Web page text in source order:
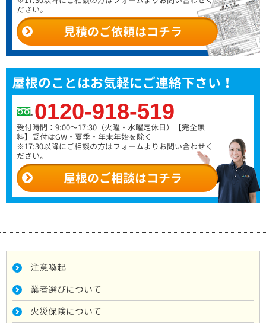
ださい。
見積のご依頼はコチラ
屋根のことはお気軽にご連絡下さい！
0120-918-519
受付時間：9:00～17:30（火曜・水曜定休日）
【完全無
料】受付はGW・夏季・年末年始を除く
※17:30以降にご相談の方はフォームよりお問い合わせく
ださい。
屋根のご相談はコチラ
注意喚起
業者選びについて
火災保険について